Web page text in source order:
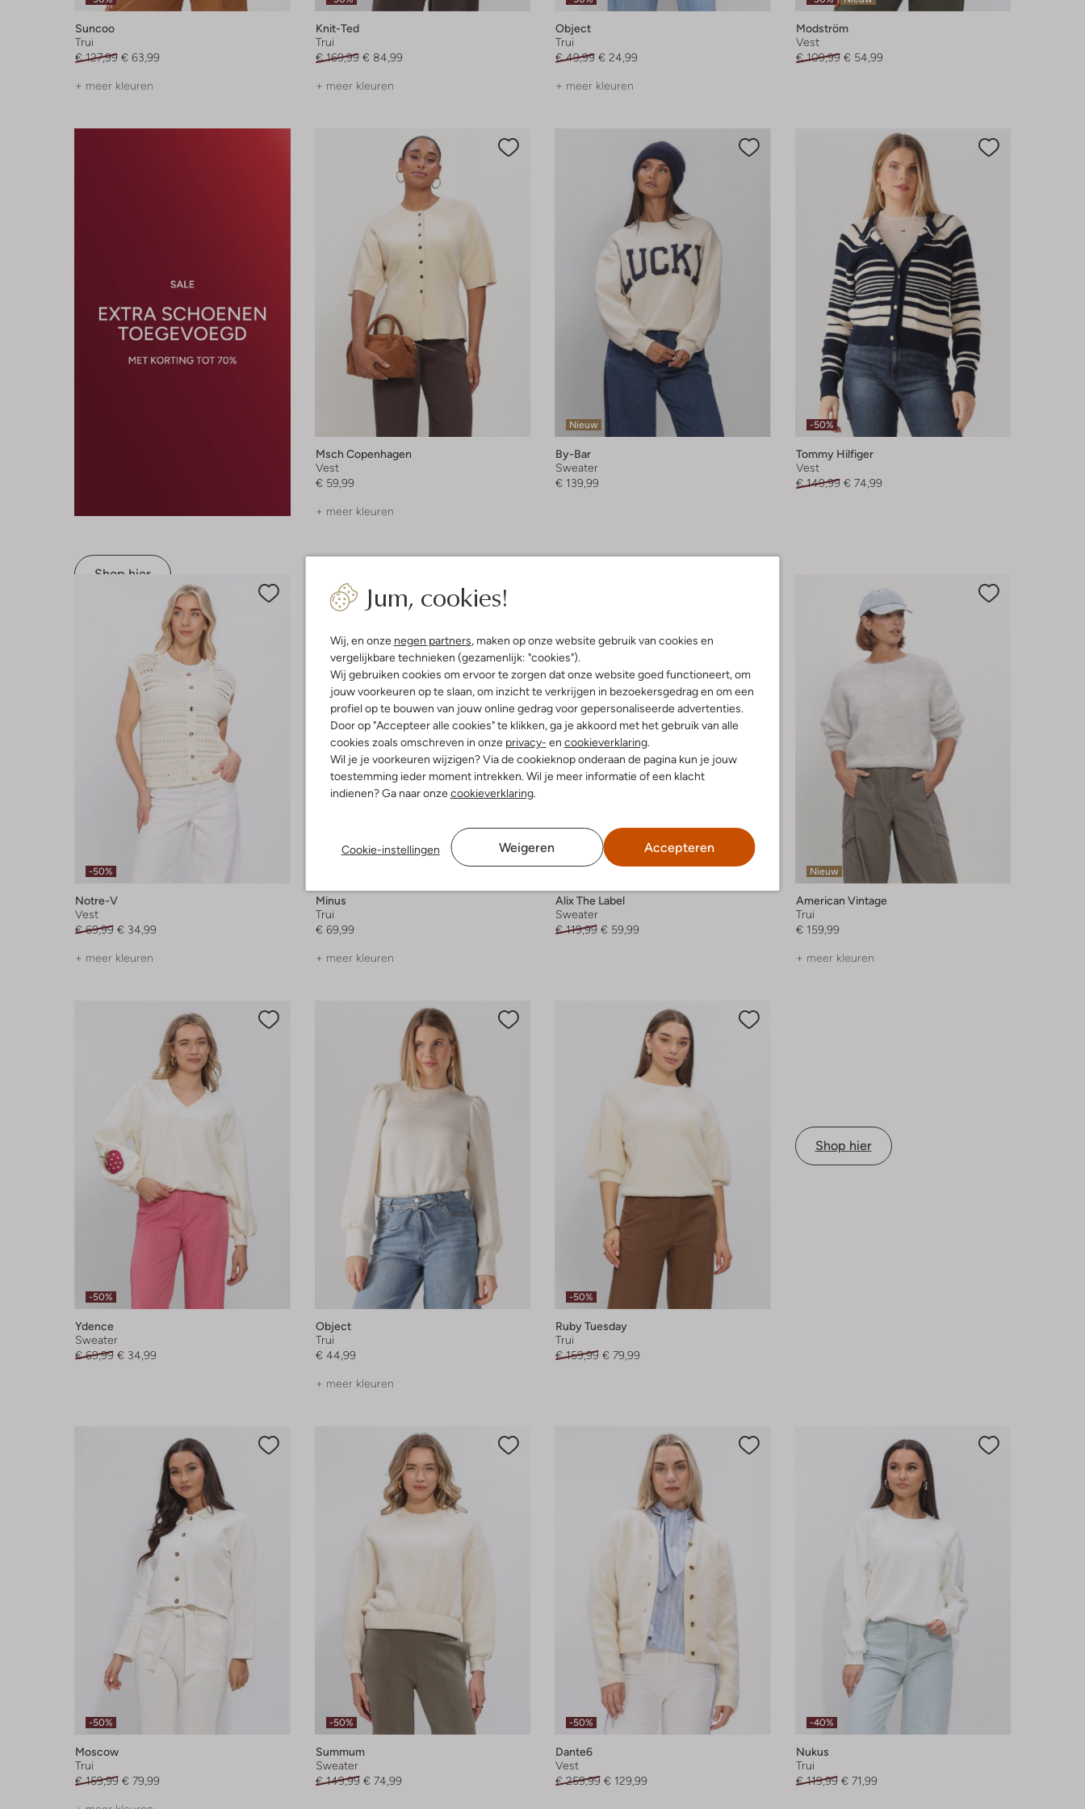
Jum, cookies!
Wij, en onze negen partners, maken op onze website gebruik van cookies en
vergelijkbare technieken (gezamenlijk: "cookies").
Wij gebruiken cookies om ervoor te zorgen dat onze website goed functioneert, om
jouw voorkeuren op te slaan, om inzicht te verkrijgen in bezoekersgedrag en om een
profiel op te bouwen van jouw online gedrag voor gepersonaliseerde advertenties.
Door op "Accepteer alle cookies" te klikken, ga je akkoord met het gebruik van alle
cookies zoals omschreven in onze privacy- en cookieverklaring.
Wil je je voorkeuren wijzigen? Via de cookieknop onderaan de pagina kun je jouw
toestemming ieder moment intrekken. Wil je meer informatie of een klacht
indienen? Ga naar onzecookieverklaring.
Cookie-instellingen Weigeren Accepteren
Suncoo
Trui
€ 127,99 € 63,99
+ meer kleuren
Knit-Ted
Trui
€ 169,99 € 84,99
+ meer kleuren
Object
Trui
€ 49,99 € 24,99
+ meer kleuren
Modström
Vest
€ 109,99 € 54,99
Shop hier
Msch Copenhagen
Vest
€ 59,99
+ meer kleuren
Nieuw
By-Bar
Sweater
€ 139,99
-50%
Tommy Hilfiger
Vest
€ 149,99 € 74,99
-50%
Notre-V
Vest
€ 69,99 € 34,99
+ meer kleuren
Minus
Trui
€ 69,99
+ meer kleuren
Alix The Label
Sweater
€ 119,99 € 59,99
Nieuw
American Vintage
Trui
€ 159,99
+ meer kleuren
-50%
Ydence
Sweater
€ 69,99 € 34,99
Object
Trui
€ 44,99
+ meer kleuren
-50%
Ruby Tuesday
Trui
€ 159,99 € 79,99
Shop hier
-50%
Moscow
Trui
€ 159,99 € 79,99
-50%
Summum
Sweater
€ 149,99 € 74,99
-50%
Dante6
Vest
€ 259,99 € 129,99
-40%
Nukus
Trui
€ 119,99 € 71,99